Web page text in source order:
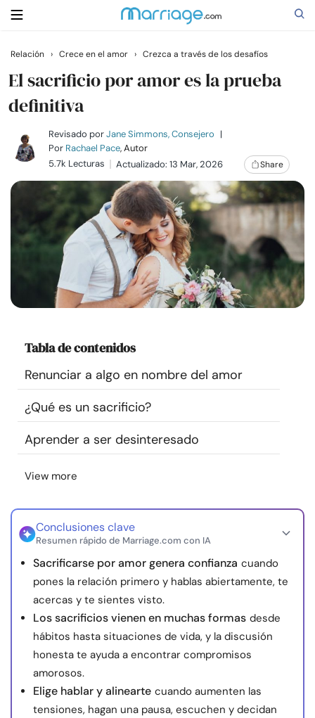
Buscar
Casarse
Relaciones
Familia
Ayuda
Comunidad
Encuentra un terapeuta
Idioma
Sobre nosotros Contáctanos Escríbenos
Publicidad con
nosotros
© Copyright 2026. Todos los derechos reservados.
Relación › Crece en el amor › Crezca a través de los desafíos
El sacrificio por amor es la prueba
definitiva
Revisado porJane Simmons, Consejero |
Por Rachael Pace, Autor
5.7k Lecturas
Actualizado: 13 Mar, 2026 Share
Tabla de contenidos
Renunciar a algo en nombre del amor
¿Qué es un sacrificio?
Aprender a ser desinteresado
View more
Conclusiones clave
Resumen rápido de Marriage.com con IA
Sacrificarse por amor genera confianza cuando
pones la relación primero y hablas abiertamente, te
acercas y te sientes visto.
Los sacrificios vienen en muchas formas desde
hábitos hasta situaciones de vida, y la discusión
honesta te ayuda a encontrar compromisos
amorosos.
Elige hablar y alinearte cuando aumenten las
tensiones, hagan una pausa, escuchen y decidan